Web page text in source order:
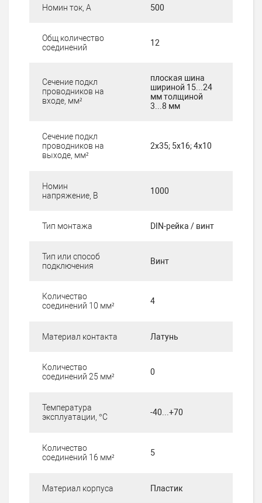
Номин ток, А 500
Общ количество
соединений
12
Сечение подкл
проводников на
входe, мм²
плоская шина
шириной 15...24
мм толщиной
3...8 мм
Сечение подкл
проводников на
выходe, мм²
2х35; 5х16; 4х10
Номин
напряжение, В
1000
Тип монтажа DIN-рейка / винт
Тип или способ
подключения
Винт
Количество
соединений 10 мм²
4
Материал контакта Латунь
Количество
соединений 25 мм²
0
Температура
эксплуатации, °C
-40...+70
Количество
соединений 16 мм²
5
Материал корпуса Пластик